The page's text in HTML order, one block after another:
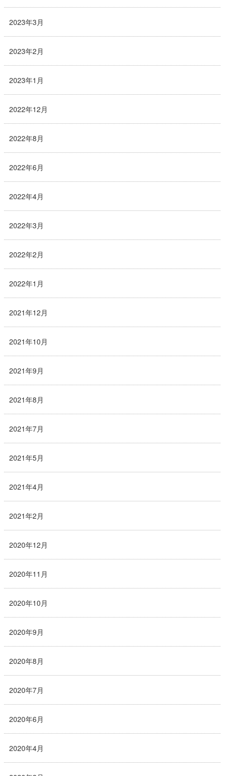
2023年3月
2023年2月
2023年1月
2022年12月
2022年8月
2022年6月
2022年4月
2022年3月
2022年2月
2022年1月
2021年12月
2021年10月
2021年9月
2021年8月
2021年7月
2021年5月
2021年4月
2021年2月
2020年12月
2020年11月
2020年10月
2020年9月
2020年8月
2020年7月
2020年6月
2020年4月